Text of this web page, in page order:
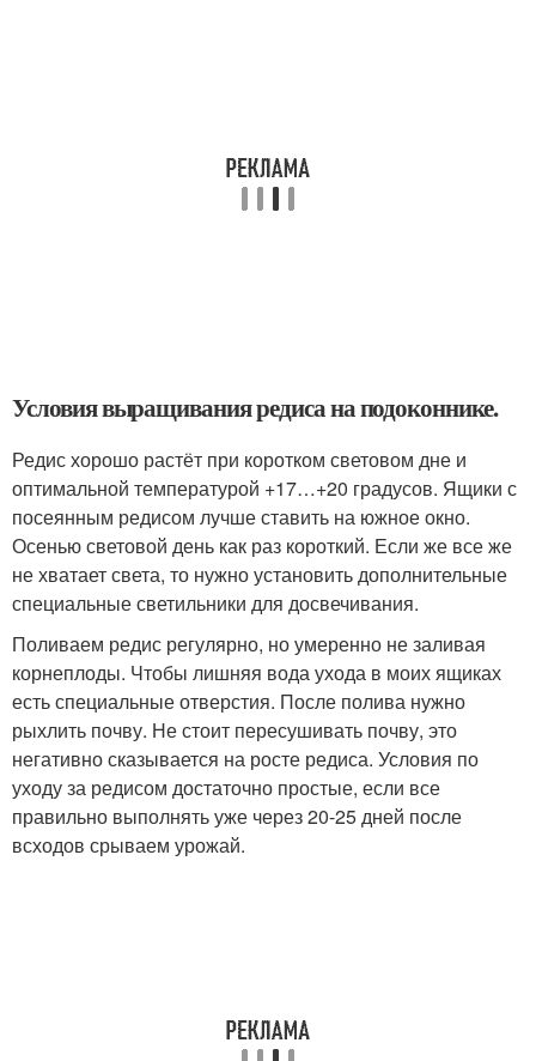
Условия выращивания редиса на подоконнике.
Редис хорошо растёт при коротком световом дне и
оптимальной температурой +17…+20 градусов. Ящики с
посеянным редисом лучше ставить на южное окно.
Осенью световой день как раз короткий. Если же все же
не хватает света, то нужно установить дополнительные
специальные светильники для досвечивания.
Поливаем редис регулярно, но умеренно не заливая
корнеплоды. Чтобы лишняя вода ухода в моих ящиках
есть специальные отверстия. После полива нужно
рыхлить почву. Не стоит пересушивать почву, это
негативно сказывается на росте редиса. Условия по
уходу за редисом достаточно простые, если все
правильно выполнять уже через 20-25 дней после
всходов срываем урожай.